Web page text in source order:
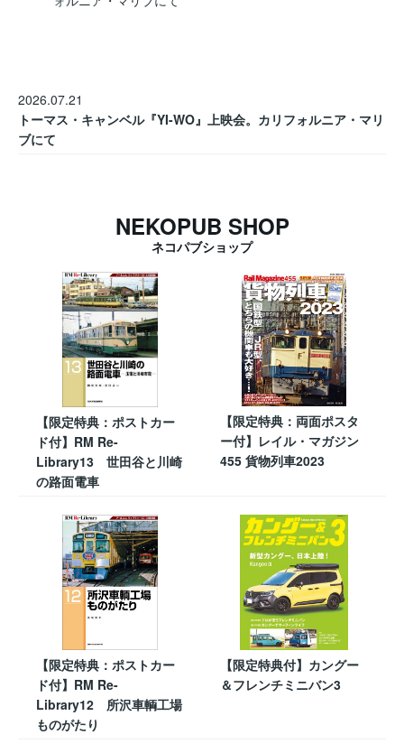
2026.07.21
トーマス・キャンベル『YI-WO』上映会。カリフォルニア・マリ
ブにて
NEKOPUB SHOP
ネコパブショップ
【限定特典：ポストカー
ド付】RM Re-
Library13 世田谷と川崎
の路面電車
【限定特典：両面ポスタ
ー付】レイル・マガジン
455 貨物列車2023
【限定特典：ポストカー
ド付】RM Re-
Library12 所沢車輌工場
ものがたり
【限定特典付】カングー
＆フレンチミニバン3